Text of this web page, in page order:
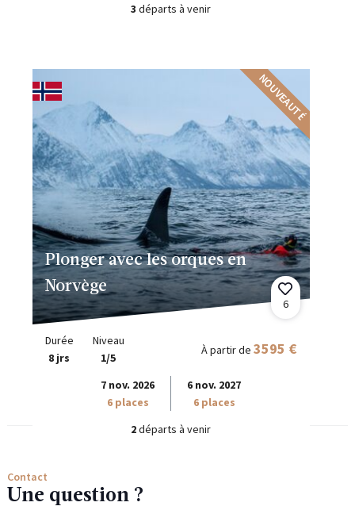
3 départs à venir
NOUVEAUTÉ
Plonger avec les orques en
Norvège
6
Durée
8 jrs
Niveau
1/5
À partir de 3595 €
7 nov. 2026
6 places
6 nov. 2027
6 places
2départs à venir
Contact
Une question ?